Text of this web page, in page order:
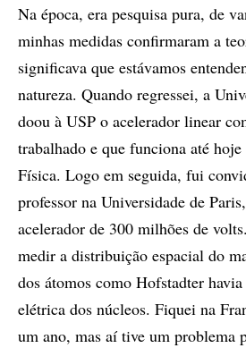
Na época, era pesquisa pura, de
minhas medidas confirmaram a
significava que estávamos
natureza. Quando regressei, a
doou à USP o acelerador linear
trabalhado e que funciona até
Física. Logo em seguida, fui
professor na Universidade de
acelerador de 300 milhões de
medir a distribuição espacial do
dos átomos como Hofstadter
elétrica dos núcleos. Fiquei na
um ano, mas aí tive um problema